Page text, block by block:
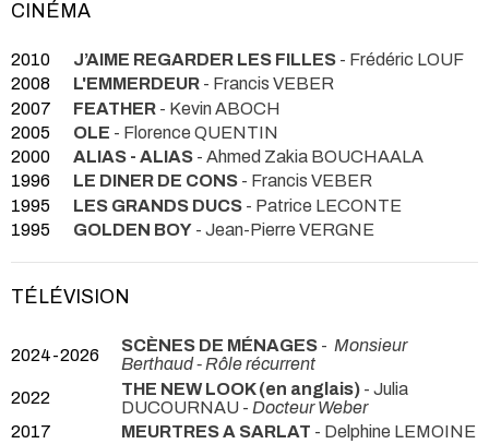
CINÉMA
2010 J’AIME REGARDER LES FILLES - Frédéric LOUF
2008
L'EMMERDEUR - Francis VEBER
2007
FEATHER - Kevin ABOCH
2005
OLE - Florence QUENTIN
2000
ALIAS - ALIAS - Ahmed Zakia BOUCHAALA
1996
LE DINER DE CONS - Francis VEBER
1995
LES GRANDS DUCS - Patrice LECONTE
1995
GOLDEN BOY - Jean-Pierre VERGNE
TÉLÉVISION
2024-2026 SCÈNES DE MÉNAGES - Monsieur
Berthaud - Rôle récurrent
2022
THE NEW LOOK (en anglais) - Julia
DUCOURNAU - Docteur Weber
2017
MEURTRES A SARLAT - Delphine LEMOINE